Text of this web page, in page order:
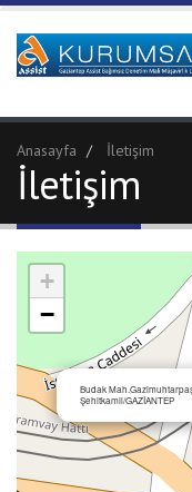
Anasayfa İletişim
İletişim
Budak
Şehitkamil/GAZİANTEP
+
−